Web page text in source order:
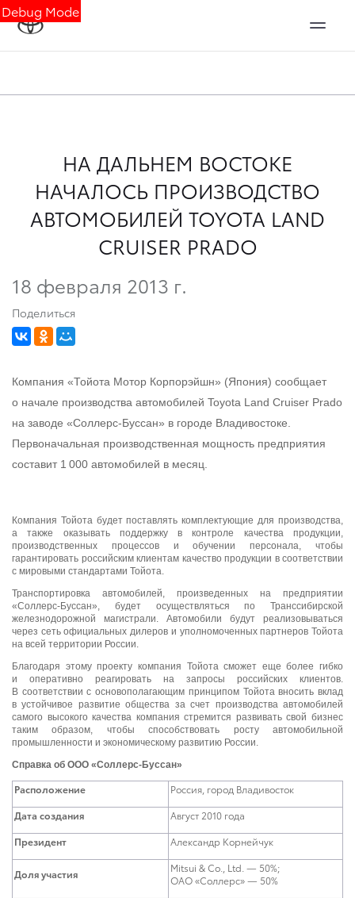
Debug Mode
НА ДАЛЬНЕМ ВОСТОКЕ
НАЧАЛОСЬ ПРОИЗВОДСТВО
АВТОМОБИЛЕЙ TOYOTA LAND
CRUISER PRADO
18 февраля 2013 г.
Поделиться
Компания «Тойота Мотор Корпорэйшн» (Япония) сообщает
о начале производства автомобилей Toyota Land Cruiser Prado
на заводе «Соллерс-Буссан» в городе Владивостоке.
Первоначальная производственная мощность предприятия
составит 1 000 автомобилей в месяц.
Компания Тойота будет поставлять комплектующие для производства,
а также оказывать поддержку в контроле качества продукции,
производственных процессов и обучении персонала, чтобы
гарантировать российским клиентам качество продукции в соответствии
с мировыми стандартами Тойота.
Транспортировка автомобилей, произведенных на предприятии
«Соллерс-Буссан», будет осуществляться по Транссибирской
железнодорожной магистрали. Автомобили будут реализовываться
через сеть официальных дилеров и уполномоченных партнеров Тойота
на всей территории России.
Благодаря этому проекту компания Тойота сможет еще более гибко
и оперативно реагировать на запросы российских клиентов.
В соответствии с основополагающим принципом Тойота вносить вклад
в устойчивое развитие общества за счет производства автомобилей
самого высокого качества компания стремится развивать свой бизнес
таким образом, чтобы способствовать росту автомобильной
промышленности и экономическому развитию России.
Справка об ООО «Соллерс-Буссан»
Расположение
Россия, город Владивосток
Дата создания
Август 2010 года
Президент
Александр Корнейчук
Доля участия
Mitsui & Co., Ltd. — 50%;
ОАО «Соллерс» — 50%